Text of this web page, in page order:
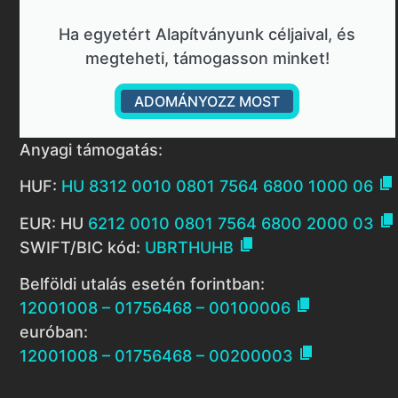
Ha egyetért Alapítványunk céljaival, és
megteheti, támogasson minket!
ADOMÁNYOZZ MOST
Anyagi támogatás:
HUF: HU 8312 0010 0801 7564 6800 1000 06 
EUR: HU 6212 0010 0801 7564 6800 2000 03 
SWIFT/BIC kód: UBRTHUHB 
Belföldi utalás esetén forintban:
12001008 – 01756468 – 00100006 
euróban:
12001008 – 01756468 – 00200003 